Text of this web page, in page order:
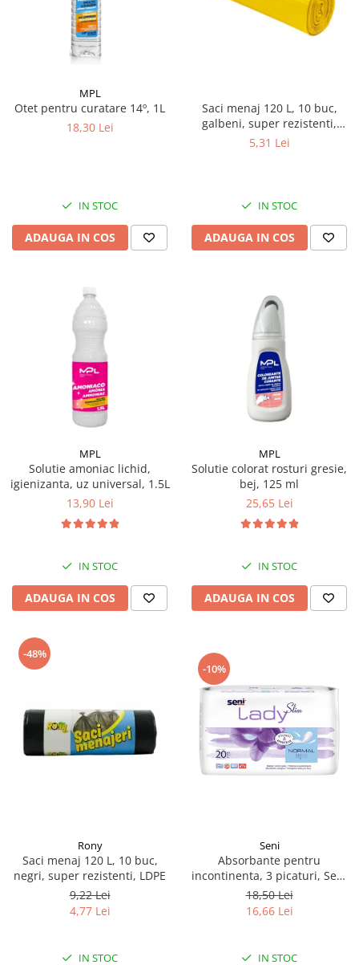
MPL
Otet pentru curatare 14º, 1L
18,30 Lei
IN STOC
ADAUGA IN COS
Saci menaj 120 L, 10 buc,
galbeni, super rezistenti,
LDPE
5,31 Lei
IN STOC
ADAUGA IN COS
MPL
Solutie amoniac lichid,
igienizanta, uz universal, 1.5L
13,90 Lei
IN STOC
ADAUGA IN COS
MPL
Solutie colorat rosturi gresie,
bej, 125 ml
25,65 Lei
IN STOC
ADAUGA IN COS
-48%
Rony
Saci menaj 120 L, 10 buc,
negri, super rezistenti, LDPE
9,22 Lei
4,77 Lei
IN STOC
-10%
Seni
Absorbante pentru
incontinenta​​​​​​​, 3 picaturi, Seni
Lady Slim Normal, 20 buc
18,50 Lei
16,66 Lei
IN STOC